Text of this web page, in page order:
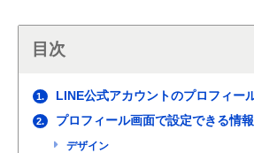
目次
1. LINE公式アカウントのプロフィー
2. プロフィール画面で設定できる情報
デザイン